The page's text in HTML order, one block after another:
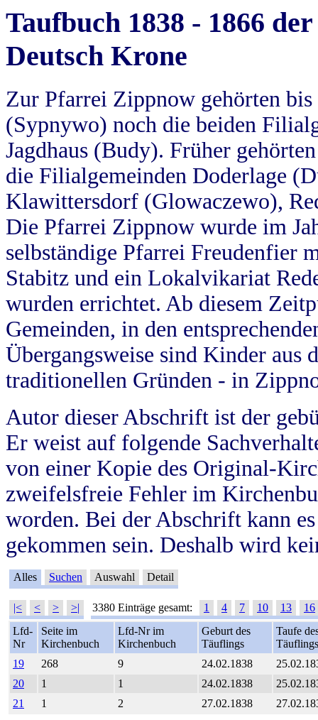
Taufbuch 1838 - 1866
Deutsch Krone
Zur Pfarrei Zippnow gehörten
(Sypnywo) noch die beiden
Jagdhaus (Budy). Früher
die Filialgemeinden Doderlage
Klawittersdorf (Glowaczewo),
Die Pfarrei Zippnow wurde im
selbständige Pfarrei Freudenfier
Stabitz und ein Lokalvikariat
wurden errichtet. Ab diesem
Gemeinden, in den
Übergangsweise sind Kinder aus
traditionellen Gründen - in
Autor dieser Abschrift ist der
Er weist auf folgende
von einer Kopie des Original-
zweifelsfreie Fehler im
worden. Bei der Abschrift kann
gekommen sein. Deshalb wird
Alles Suchen Auswahl Detail
|< < > >| 3380 Einträge gesamt: 1 4 7 10 13
16
Lfd-
Nr
Seite im
Kirchenbuch
Lfd-Nr im
Kirchenbuch
Geburt des
Täuflings
Taufe
Täuflings
19
268 9 24.02.1838
20
1 1 24.02.1838
21
1 2 27.02.1838